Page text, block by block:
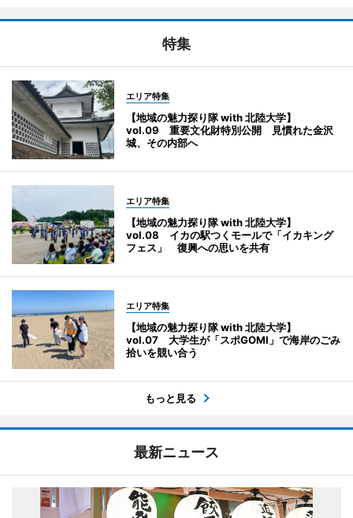
特集
エリア特集
【地域の魅力探り隊 with 北陸大学】
vol.09 重要文化財特別公開 見慣れた金沢
城、その内部へ
エリア特集
【地域の魅力探り隊 with 北陸大学】
vol.08 イカの駅つくモールで「イカキング
フェス」 復興への思いを共有
エリア特集
【地域の魅力探り隊 with 北陸大学】
vol.07 大学生が「スポGOMI」で海岸のごみ
拾いを競い合う
もっと見る
最新ニュース